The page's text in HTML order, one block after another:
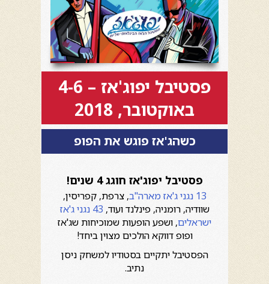
פסטיבל יפוג'אז – 4-6
באוקטובר, 2018
כשהג'אז פוגש את הפופ
פסטיבל יפוג'אז חוגג 4 שנים!
13 נגני ג'אז מארה"ב
, צרפת, קפריסין,
שוודיה, רומניה, פינלנד ועוד,
43 נגני ג'אז
ישראלים, ושפע הופעות שמוכיחות שג'אז
ופופ דווקא הולכים מצוין ביחד!
הפסטיבל יתקיים בסטודיו למשחק ניסן
נתיב.